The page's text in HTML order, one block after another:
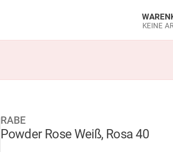
KEINE
RABE
Powder Rose Weiß, Rosa 40